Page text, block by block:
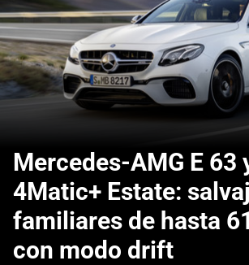
Mercedes-AMG E 63
4Matic+ Estate:
familiares de hasta
con modo drift